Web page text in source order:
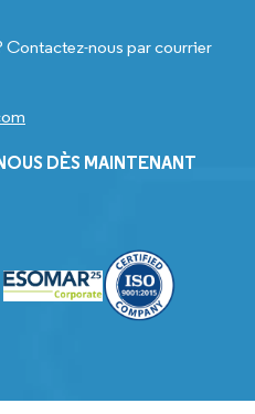
Contactez-nous par courrier
DÈS MAINTENANT